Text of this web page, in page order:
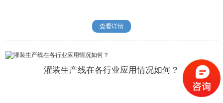
查看详情
灌装生产线在各行业应用情况如何？